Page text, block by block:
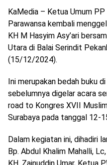
KaMedia – Ketua Umum
Parawansa kembali
KH M Hasyim Asy’ari
Utara di Balai Serindit
(15/12/2024).
Ini merupakan bedah buku
sebelumnya digelar acara
road to Kongres XVII
Surabaya pada tanggal 12-
Dalam kegiatan ini, dihadiri
Bp. Abdul Khalim Mahalli,